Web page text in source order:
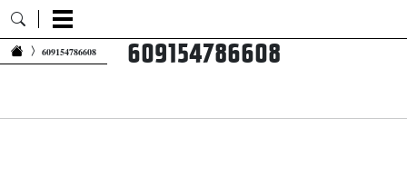
Zum Inhalt springen
609154786608 609154786608